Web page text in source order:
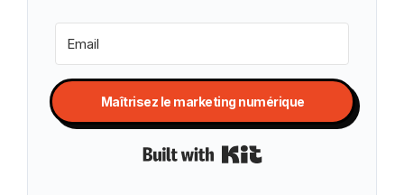
Maîtrisez le marketing numérique